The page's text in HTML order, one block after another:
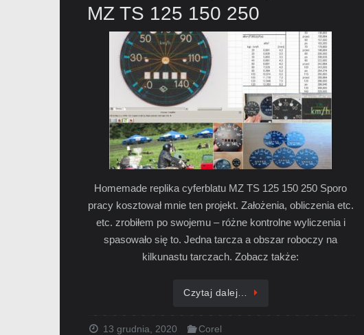
MZ TS 125 150 250
Homemade replika cyferblatu MZ TS 125 150 250 Sporo
pracy kosztował mnie ten projekt. Założenia, obliczenia etc.
etc. zrobiłem po swojemu – różne kontrolne wyliczenia i
spasowało się to. Jedna tarcza a obszar roboczy na
kilkunastu tarczach. Zobacz także:
Czytaj dalej…
13 grudnia, 2020 Corel